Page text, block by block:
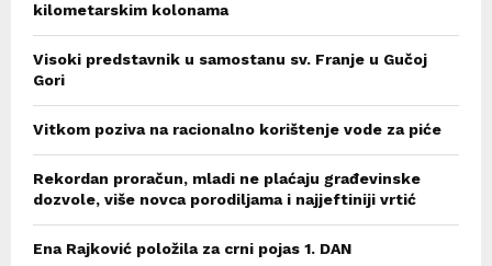
kilometarskim kolonama
Visoki predstavnik u samostanu sv. Franje u Gučoj
Gori
Vitkom poziva na racionalno korištenje vode za piće
Rekordan proračun, mladi ne plaćaju građevinske
dozvole, više novca porodiljama i najjeftiniji vrtić
Ena Rajković položila za crni pojas 1. DAN